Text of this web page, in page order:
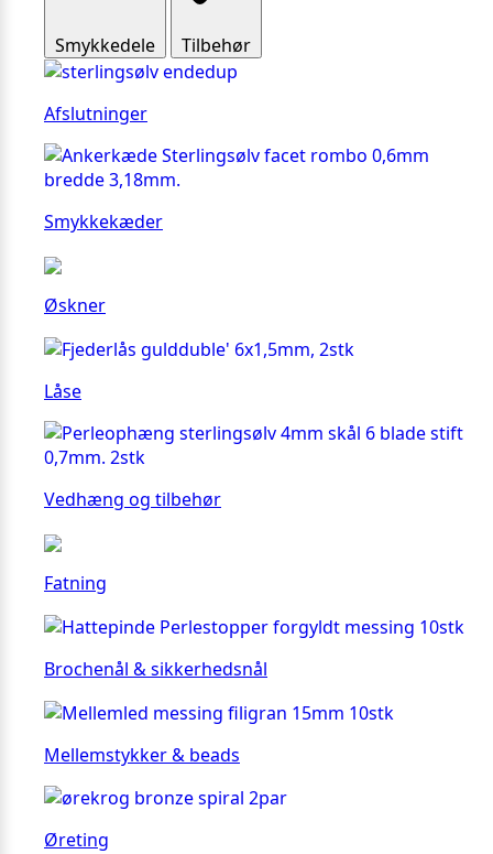
Smykkedele Tilbehør
Afslutninger
Smykkekæder
Øskner
Låse
Vedhæng og tilbehør
Fatning
Brochenål & sikkerhedsnål
Mellemstykker & beads
Øreting